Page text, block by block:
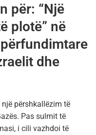
për: “Një
plotë” në
dhe
përshkallëzim të
Pas sulmit të
i cili vazhdoi të